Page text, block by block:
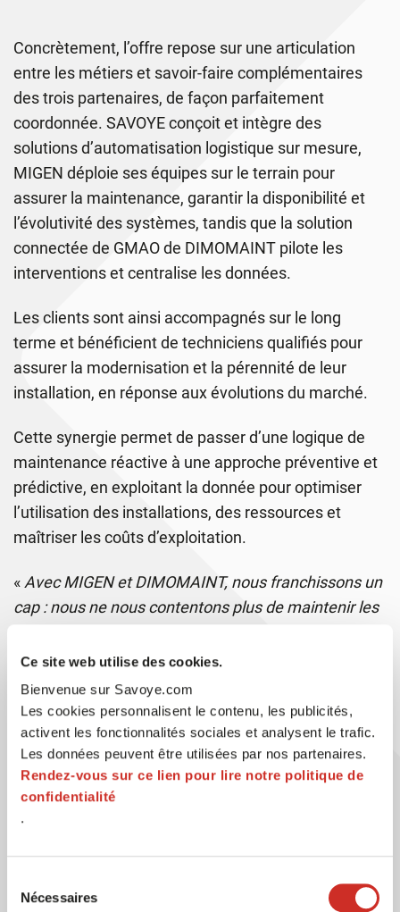
Ce site web utilise des cookies.
Bienvenue sur Savoye.com
Les cookies personnalisent le contenu, les publicités,
activent les fonctionnalités sociales et analysent le trafic.
Les données peuvent être utilisées par nos partenaires.
Rendez-vous sur ce lien pour lire notre politique de
confidentialité
.
Nécessaires
Concrètement, l’offre repose sur une articulation
entre les métiers et savoir-faire complémentaires
des trois partenaires, de façon parfaitement
coordonnée. SAVOYE conçoit et intègre des
solutions d’automatisation logistique sur mesure,
MIGEN déploie ses équipes sur le terrain pour
assurer la maintenance, garantir la disponibilité et
l’évolutivité des systèmes, tandis que la solution
connectée de GMAO de DIMOMAINT pilote les
interventions et centralise les données.
Les clients sont ainsi accompagnés sur le long
terme et bénéficient de techniciens qualifiés pour
assurer la modernisation et la pérennité de leur
installation, en réponse aux évolutions du marché.
Cette synergie permet de passer d’une logique de
maintenance réactive à une approche préventive et
prédictive, en exploitant la donnée pour optimiser
l’utilisation des installations, des ressources et
maîtriser les coûts d’exploitation.
« Avec MIGEN et DIMOMAINT, nous franchissons un
cap : nous ne nous contentons plus de maintenir les
dynamique d’amélioration continue
Frédéric Fragne, Directeur Life Cycle Services chez
SAVOYE.
Une expérience client
simplifiée et renforcée
pour améliorer la
performance